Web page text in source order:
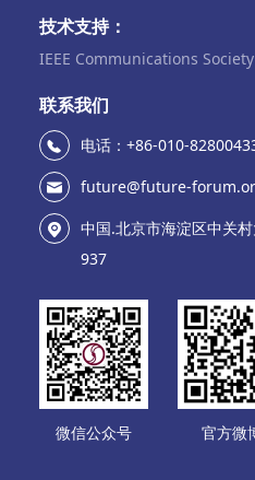
技术支持：
IEEE Communications Society
联系我们
电话：+86-010-
future@future-
中国.北京市海淀区中关
937
微信公众号 官方微